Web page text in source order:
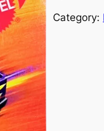
Category: